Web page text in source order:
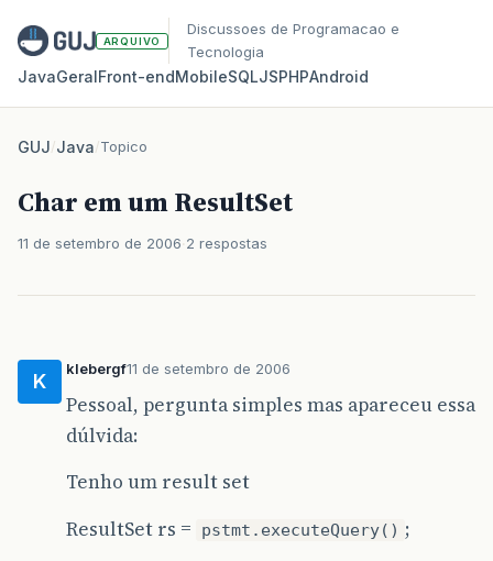
ARQUIVO
Discussoes de Programacao e
Tecnologia
JavaGeralFront‑endMobileSQLJSPHPAndroid
GUJ/Java/Topico
Char em um ResultSet
11 de setembro de 2006 2 respostas
K
klebergf11 de setembro de 2006
Pessoal, pergunta simples mas apareceu essa
dúlvida:
Tenho um result set
ResultSet rs =
pstmt.executeQuery() ;